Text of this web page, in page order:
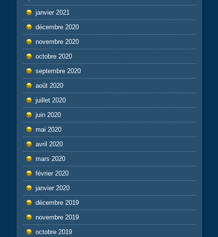
janvier 2021
décembre 2020
novembre 2020
octobre 2020
septembre 2020
août 2020
juillet 2020
juin 2020
mai 2020
avril 2020
mars 2020
février 2020
janvier 2020
décembre 2019
novembre 2019
octobre 2019